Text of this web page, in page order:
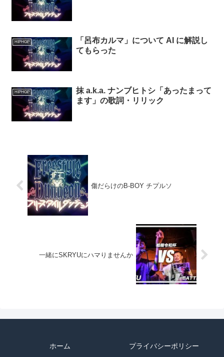
HIPHOP
「呂布カルマ」について AI に解説し
てもらった
HIPHOP
抹 a.k.a. ナンブヒトシ「あったまって
ます」の歌詞・リリック
傷だらけのB-BOY チプルソ
一緒にSKRYUにハマりませんか
ホーム
プライバシーポリシー